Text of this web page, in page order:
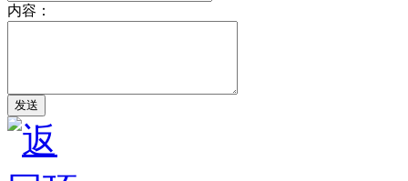
内容：